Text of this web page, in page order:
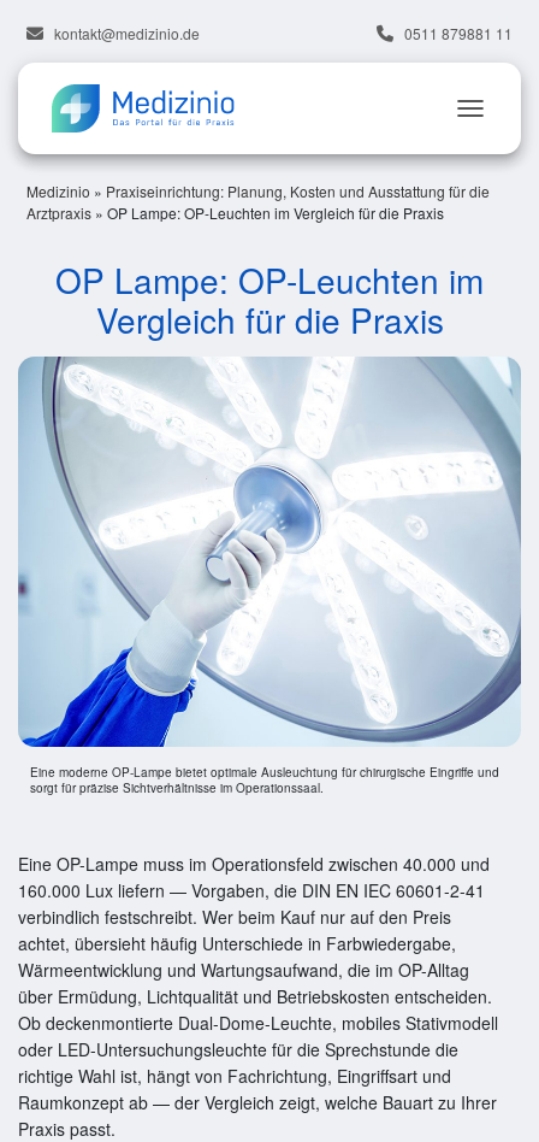
kontakt@medizinio.de 0511 879881 11
Medizinio » Praxiseinrichtung: Planung, Kosten und Ausstattung für die
Arztpraxis » OP Lampe: OP-Leuchten im Vergleich für die Praxis
OP Lampe: OP-Leuchten im
Vergleich für die Praxis
Eine OP-Lampe muss im Operationsfeld zwischen 40.000 und
160.000 Lux liefern — Vorgaben, die DIN EN IEC 60601-2-41
verbindlich festschreibt. Wer beim Kauf nur auf den Preis
achtet, übersieht häufig Unterschiede in Farbwiedergabe,
Wärmeentwicklung und Wartungsaufwand, die im OP-Alltag
über Ermüdung, Lichtqualität und Betriebskosten entscheiden.
Ob deckenmontierte Dual-Dome-Leuchte, mobiles Stativmodell
oder LED-Untersuchungsleuchte für die Sprechstunde die
richtige Wahl ist, hängt von Fachrichtung, Eingriffsart und
Raumkonzept ab — der Vergleich zeigt, welche Bauart zu Ihrer
Praxis passt.
Eine moderne OP-Lampe bietet optimale Ausleuchtung für chirurgische Eingriffe und
sorgt für präzise Sichtverhältnisse im Operationssaal.